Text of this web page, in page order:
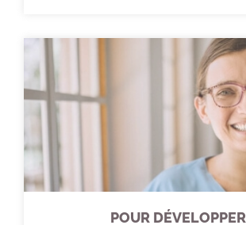
POUR DÉVELOPPER